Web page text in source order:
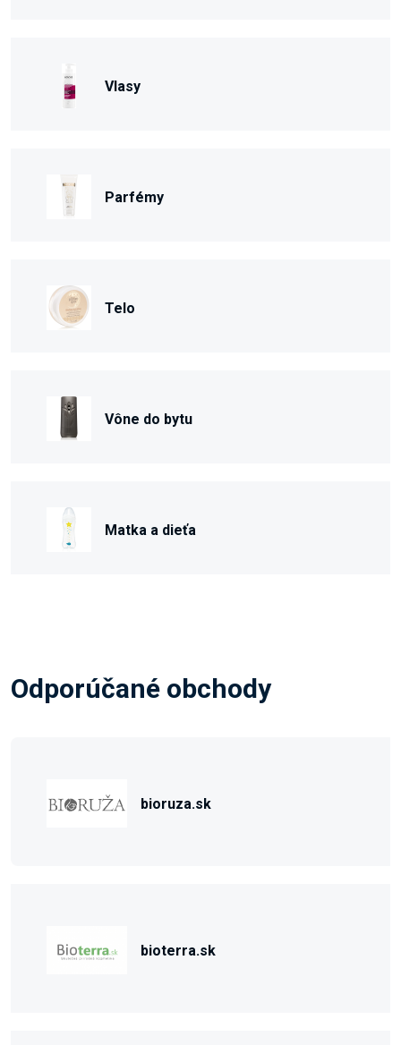
Vlasy
Parfémy
Telo
Vône do bytu
Matka a dieťa
Odporúčané obchody
bioruza.sk
bioterra.sk